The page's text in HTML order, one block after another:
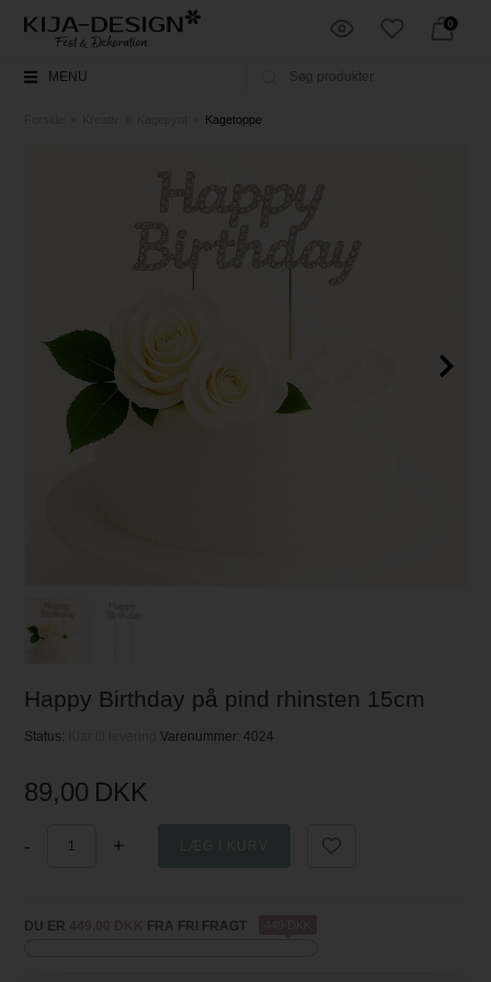
0
MENU
Kagetoppe
Happy Birthday på pind rhinsten 15cm
Status: Klar til leveringVarenummer:4024
89,00 DKK
- +
DU ER FRA FRI FRAGT